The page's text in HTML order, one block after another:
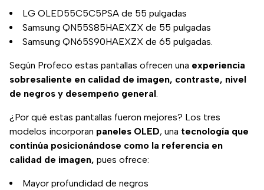
LG OLED55C5C5PSA de 55 pulgadas
Samsung QN55S85HAEXZX de 55 pulgadas
Samsung QN65S90HAEXZX de 65 pulgadas.
Según Profeco estas pantallas ofrecen una experiencia
sobresaliente en calidad de imagen, contraste, nivel
de negros y desempeño general.
¿Por qué estas pantallas fueron mejores? Los tres
modelos incorporan paneles OLED, una tecnología que
continúa posicionándose como la referencia en
calidad de imagen, pues ofrece:
Mayor profundidad de negros